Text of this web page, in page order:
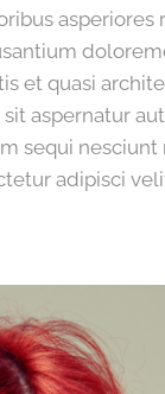
asperiores
et quasi
aspernatur
sequi nesciunt
adipisci